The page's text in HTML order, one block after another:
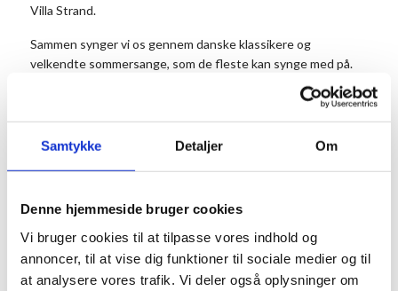
Samtykke Detaljer Om
Denne hjemmeside bruger cookies
Vi bruger cookies til at tilpasse vores indhold og
annoncer, til at vise dig funktioner til sociale medier og til
at analysere vores trafik. Vi deler også oplysninger om
Villa Strand.
Sammen synger vi os gennem danske klassikere og
velkendte sommersange, som de fleste kan synge med på.
Hver aften har sit eget tema, der sætter tonen for sangene
en del af fællesskabet.
Den 30/6: Danske klassikere – Skål med Kim, Anne & Shu-bi-
dua
Den 7/7: Skål & Skrål – De store fællessange